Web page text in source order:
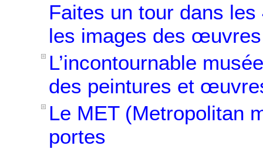
Faites un tour dans
les images des
L’incontournable
des peintures et
Le MET(Metropolitan
portes